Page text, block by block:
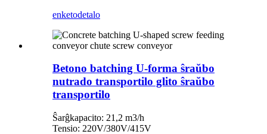
enketodetalo
Betono batching U-forma ŝraŭbo
nutrado transportilo glito ŝraŭbo
transportilo
Ŝarĝkapacito: 21,2 m3/h
Tensio: 220V/380V/415V